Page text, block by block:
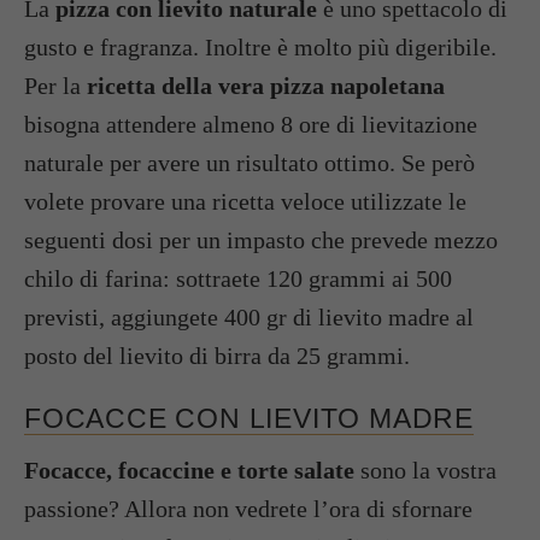
La pizza con lievito naturale è uno spettacolo di
gusto e fragranza. Inoltre è molto più digeribile.
Per la ricetta della vera pizza napoletana
bisogna attendere almeno 8 ore di lievitazione
naturale per avere un risultato ottimo. Se però
volete provare una ricetta veloce utilizzate le
seguenti dosi per un impasto che prevede mezzo
chilo di farina: sottraete 120 grammi ai 500
previsti, aggiungete 400 gr di lievito madre al
posto del lievito di birra da 25 grammi.
FOCACCE CON LIEVITO MADRE
Focacce, focaccine e torte salate sono la vostra
passione? Allora non vedrete l’ora di sfornare